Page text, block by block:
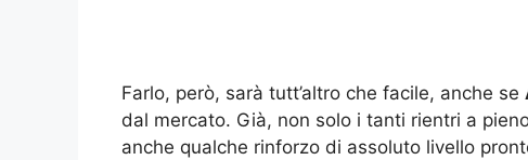
Farlo, però, sarà tutt’altro che facile, anche se
dal mercato. Già, non solo i tanti rientri a
anche qualche rinforzo di assoluto livello